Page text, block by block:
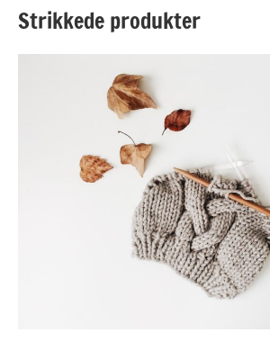
Strikkede produkter